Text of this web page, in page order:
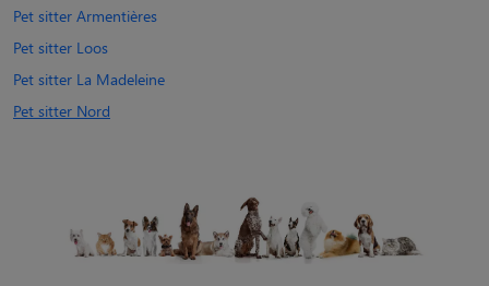
Pet sitter Armentières
Pet sitter Loos
Pet sitter La Madeleine
Pet sitter Nord